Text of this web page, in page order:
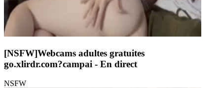
[NSFW]Webcams adultes gratuites
go.xlirdr.com?campai - En direct
NSFW